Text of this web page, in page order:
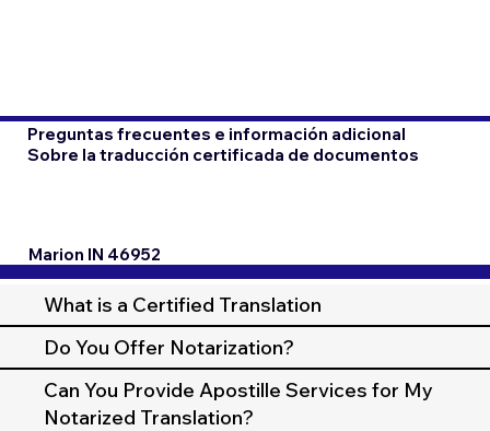
Preguntas frecuentes e información adicional
Sobre la traducción certificada de documentos
Marion IN 46952
What is a Certified Translation
Do You Offer Notarization?
Can You Provide Apostille Services for My
Notarized Translation?